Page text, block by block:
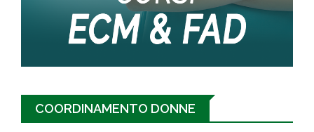
COORDINAMENTO DONNE